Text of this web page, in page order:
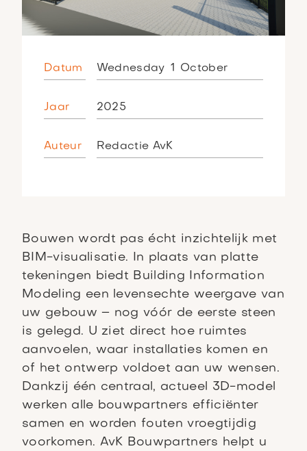
Datum Wednesday 1 October
Jaar 2025
Auteur Redactie AvK
Bouwen wordt pas écht inzichtelijk met
BIM-visualisatie. In plaats van platte
tekeningen biedt Building Information
Modeling een levensechte weergave van
uw gebouw – nog vóór de eerste steen
is gelegd. U ziet direct hoe ruimtes
aanvoelen, waar installaties komen en
of het ontwerp voldoet aan uw wensen.
Dankzij één centraal, actueel 3D-model
werken alle bouwpartners efficiënter
samen en worden fouten vroegtijdig
voorkomen. AvK Bouwpartners helpt u